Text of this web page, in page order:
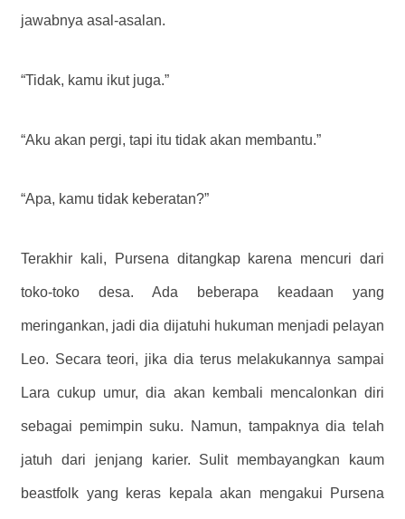
jawabnya asal-asalan.
“Tidak, kamu ikut juga.”
“Aku akan pergi, tapi itu tidak akan membantu.”
“Apa, kamu tidak keberatan?”
Terakhir kali, Pursena ditangkap karena mencuri dari
toko-toko desa. Ada beberapa keadaan yang
meringankan, jadi dia dijatuhi hukuman menjadi pelayan
Leo. Secara teori, jika dia terus melakukannya sampai
Lara cukup umur, dia akan kembali mencalonkan diri
sebagai pemimpin suku. Namun, tampaknya dia telah
jatuh dari jenjang karier. Sulit membayangkan kaum
beastfolk yang keras kepala akan mengakui Pursena